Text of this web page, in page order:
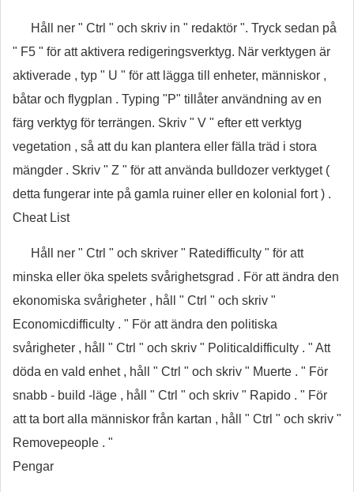
Håll ner " Ctrl " och skriv in " redaktör ". Tryck sedan på
" F5 " för att aktivera redigeringsverktyg. När verktygen är
aktiverade , typ " U " för att lägga till enheter, människor ,
båtar och flygplan . Typing "P" tillåter användning av en
färg verktyg för terrängen. Skriv " V " efter ett verktyg
vegetation , så att du kan plantera eller fälla träd i stora
mängder . Skriv " Z " för att använda bulldozer verktyget (
detta fungerar inte på gamla ruiner eller en kolonial fort ) .
Cheat List
Håll ner " Ctrl " och skriver " Ratedifficulty " för att
minska eller öka spelets svårighetsgrad . För att ändra den
ekonomiska svårigheter , håll " Ctrl " och skriv "
Economicdifficulty . " För att ändra den politiska
svårigheter , håll " Ctrl " och skriv " Politicaldifficulty . " Att
döda en vald enhet , håll " Ctrl " och skriv " Muerte . " För
snabb - build -läge , håll " Ctrl " och skriv " Rapido . " För
att ta bort alla människor från kartan , håll " Ctrl " och skriv "
Removepeople . "
Pengar